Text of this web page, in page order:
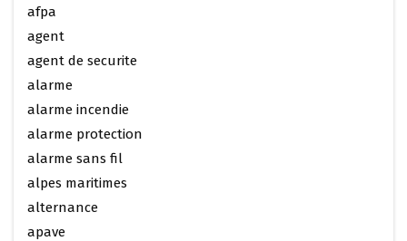
afpa
agent
agent de securite
alarme
alarme incendie
alarme protection
alarme sans fil
alpes maritimes
alternance
apave